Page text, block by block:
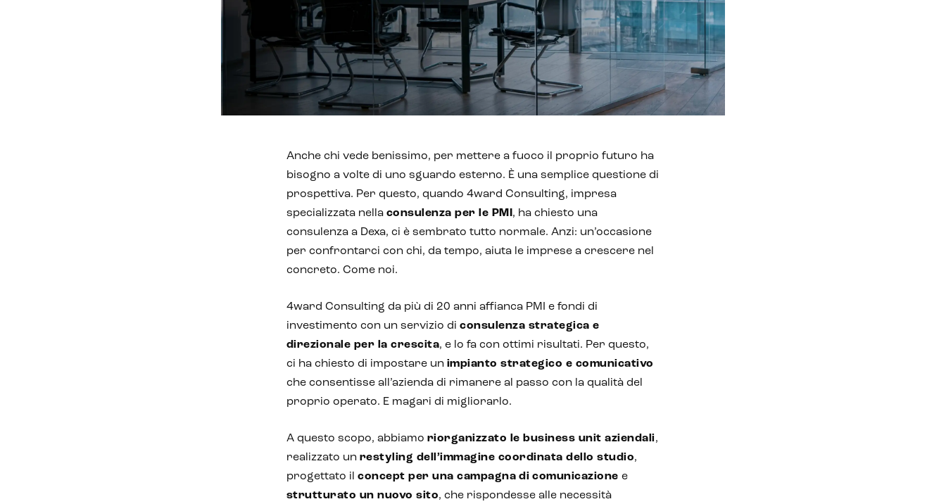
Anche chi vede benissimo, per mettere a fuoco il proprio futuro ha
bisogno a volte di uno sguardo esterno. È una semplice questione di
prospettiva. Per questo, quando 4ward Consulting, impresa
specializzata nella consulenza per le PMI, ha chiesto una
consulenza a Dexa, ci è sembrato tutto normale. Anzi: un’occasione
per confrontarci con chi, da tempo, aiuta le imprese a crescere nel
concreto. Come noi.
4ward Consulting da più di 20 anni affianca PMI e fondi di
investimento con un servizio di consulenza strategica e
direzionale per la crescita, e lo fa con ottimi risultati. Per questo,
ci ha chiesto di impostare un impianto strategico e comunicativo
che consentisse all’azienda di rimanere al passo con la qualità del
proprio operato. E magari di migliorarlo.
A questo scopo, abbiamo riorganizzato le business unit aziendali,
realizzato un restyling dell’immagine coordinata dello studio,
progettato il concept per una campagna di comunicazione e
strutturato un nuovo sito, che rispondesse alle necessità